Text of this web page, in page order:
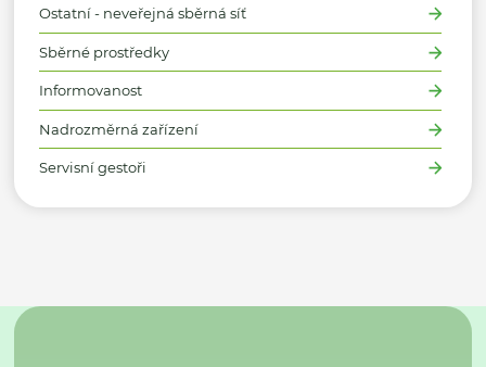
Ostatní - neveřejná sběrná síť
Sběrné prostředky
Informovanost
Nadrozměrná zařízení
Servisní gestoři